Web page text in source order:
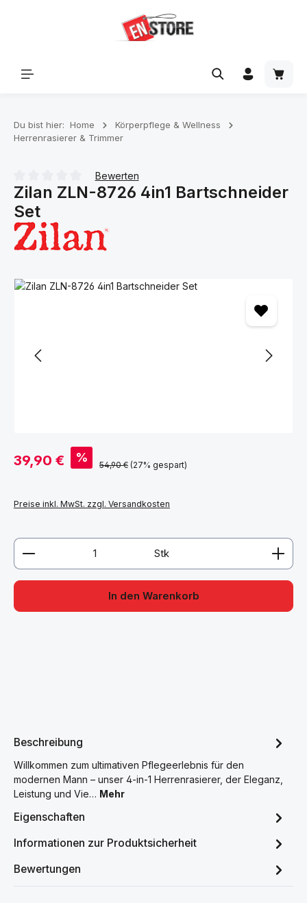
Du bist hier: Home
Körperpflege & Wellness
Herrenrasierer & Trimmer
Durchschnittliche Bewertung von 0 von 5 Sternen
Bewerten
Zilan ZLN-8726 4in1 Bartschneider
Set
Bildergalerie überspringen
Verkaufspreis:
39,90 € % Regulärer Preis:
54,90 € (27% gespart)
Preise inkl. MwSt. zzgl. Versandkosten
Produkt Anzahl: Gib den gewünschten Wert ein
Stk
In den Warenkorb
Beschreibung
Willkommen zum ultimativen Pflegeerlebnis für den
modernen Mann – unser 4-in-1 Herrenrasierer, der Eleganz,
Leistung und Vie… Mehr
Eigenschaften
Informationen zur Produktsicherheit
Bewertungen